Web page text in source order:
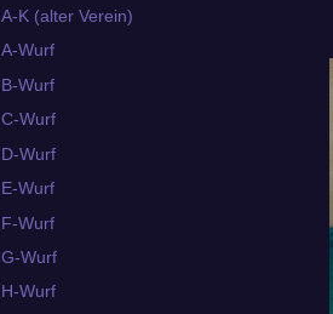
A-K (alter Verein)
A-Wurf
B-Wurf
C-Wurf
D-Wurf
E-Wurf
F-Wurf
G-Wurf
H-Wurf